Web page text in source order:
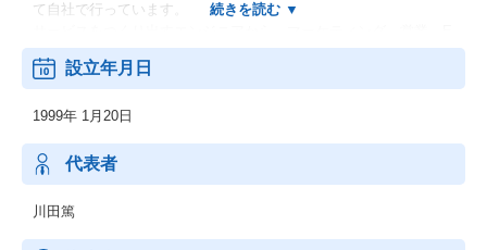
て自社で行っています。
RP導入コンサルタントまで、それぞれの分野の
プロフェッショナルがサービスの上流から下流までコミットして
クライアントに最適なソリューションを提供することができるの
です。
▼マーケティングコミュニケーション事業部より
企業と人、企業と企業をつなぐ"最適なコミュニケーション"の実現
設立年月日
1999年 1月20日
代表者
川田篤